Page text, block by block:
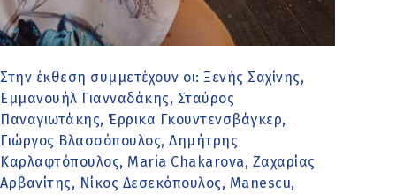
Στην έκθεση συμμετέχουν οι: Ξενής Σαχίνης,
Εμμανουήλ Γιανναδάκης, Σταύρος
Παναγιωτάκης, Έρρικα Γκουντενσβάγκερ,
Γιώργος Βλασσόπουλος, Δημήτρης
Καρλαφτόπουλος, Maria Chakarova, Ζαχαρίας
Αρβανίτης, Νίκος Δεσεκόπουλος, Manescu,